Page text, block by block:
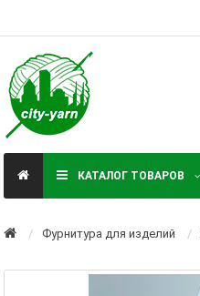
КАТАЛОГ ТОВАРОВ
Фурнитура для изделий